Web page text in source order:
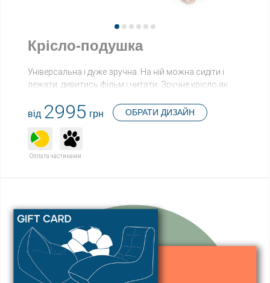
Крісло-подушка
Універсальна і дуже зручна. На ній можна сидіти і
лежати, дивитись фільм і читати. Зручне крісло як
Гігантська подушка - саме те, що потрібно кожному із
нас. Особливо у понеділок ввечері, чи у вівторок, та і
у неділю...
І, здавалося б, такий простий виріб, а скільки
варіантів використання можна придумати.
ОБРАТИ ДИЗАЙН
від 2995 грн
Оплата частинами